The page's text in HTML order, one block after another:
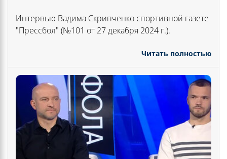
Интервью Вадима Скрипченко спортивной газете
"Прессбол" (№101 от 27 декабря 2024 г.).
Читать полностью